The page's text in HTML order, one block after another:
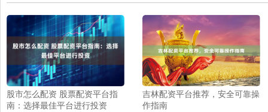
股市怎么配资 股票配资平台指
南：选择最佳平台进行投资
吉林配资平台推荐，安全可靠操
作指南